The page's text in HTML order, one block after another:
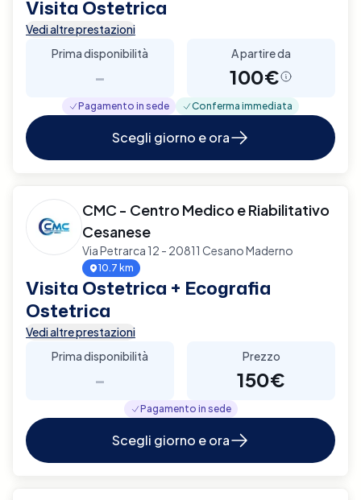
Visita Ostetrica
Vedi altre prestazioni
Prima disponibilità
-
A partire da
100€
Pagamento in sede Conferma immediata
Scegli giorno e ora
CMC - Centro Medico e Riabilitativo
Cesanese
Via Petrarca 12 - 20811 Cesano Maderno
10.7 km
Visita Ostetrica + Ecografia
Ostetrica
Vedi altre prestazioni
Prima disponibilità
-
Prezzo
150€
Pagamento in sede
Scegli giorno e ora